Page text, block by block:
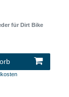
für Dirt Bike